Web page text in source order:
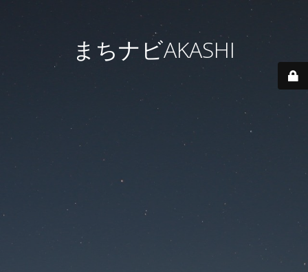
まちナビAKASHI